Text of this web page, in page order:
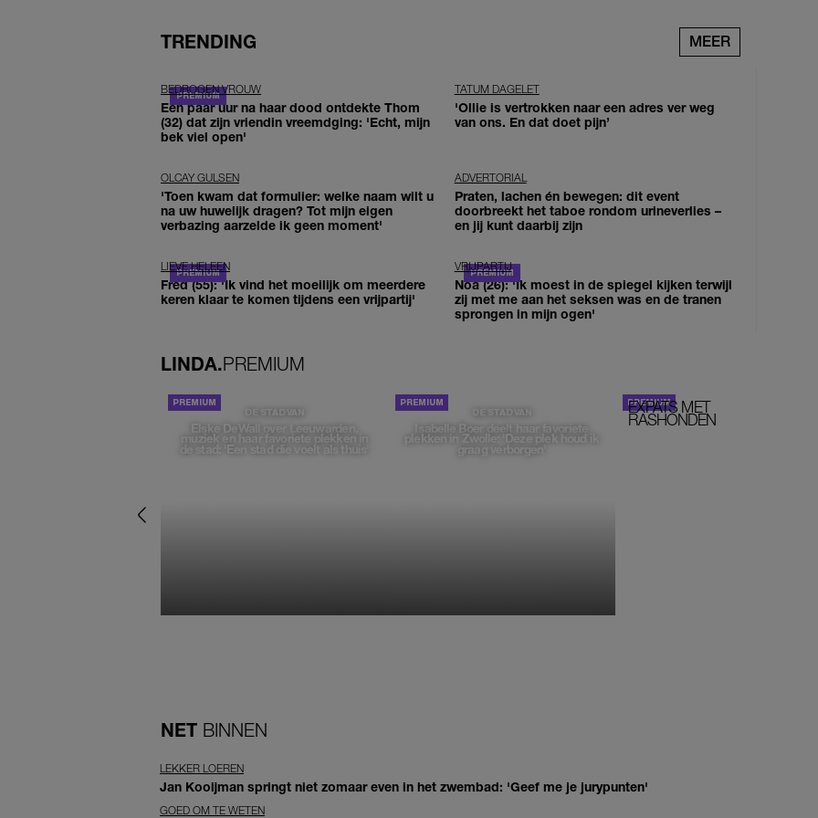
TRENDING MEER
BEDROGEN VROUW
Een paar uur na haar dood ontdekte Thom
(32) dat zijn vriendin vreemdging: 'Echt, mijn
bek viel open'
TATUM DAGELET
'Ollie is vertrokken naar een adres ver weg
van ons. En dat doet pijn’
OLCAY GULSEN
'Toen kwam dat formulier: welke naam wilt u
na uw huwelijk dragen? Tot mijn eigen
verbazing aarzelde ik geen moment'
ADVERTORIAL
Praten, lachen én bewegen: dit event
doorbreekt het taboe rondom urineverlies –
en jij kunt daarbij zijn
LIEVE HELEEN
Fred (55): 'Ik vind het moeilijk om meerdere
keren klaar te komen tijdens een vrijpartij'
VRIJPARTIJ
Noa (26): 'Ik moest in de spiegel kijken terwijl
zij met me aan het seksen was en de tranen
sprongen in mijn ogen'
LINDA.PREMIUM
DE STAD VAN
Elske DeWall over Leeuwarden,
muziek en haar favoriete plekken in
de stad: 'Een stad die voelt als thuis'
DE STAD VAN
Isabelle Boer deelt haar favoriete
plekken in Zwolle: 'Deze plek houd ik
graag verborgen'
EXPATS MET
RASHONDEN
NET BINNEN
LEKKER LOEREN
Jan Kooijman springt niet zomaar even in het zwembad: 'Geef me je jurypunten'
GOED OM TE WETEN